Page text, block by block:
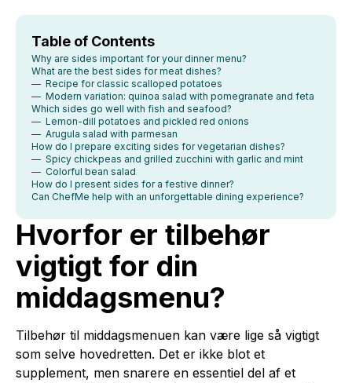
Table of Contents
Why are sides important for your dinner menu?
What are the best sides for meat dishes?
— Recipe for classic scalloped potatoes
— Modern variation: quinoa salad with pomegranate and feta
Which sides go well with fish and seafood?
— Lemon-dill potatoes and pickled red onions
— Arugula salad with parmesan
How do I prepare exciting sides for vegetarian dishes?
— Spicy chickpeas and grilled zucchini with garlic and mint
— Colorful bean salad
How do I present sides for a festive dinner?
Can ChefMe help with an unforgettable dining experience?
Hvorfor er tilbehør
vigtigt for din
middagsmenu?
Tilbehør til middagsmenuen kan være lige så vigtigt
som selve hovedretten. Det er ikke blot et
supplement, men snarere en essentiel del af et